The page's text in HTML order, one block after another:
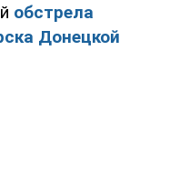
обстрела
Донецкой